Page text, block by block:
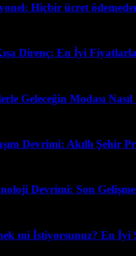
Hiçbir ücret
Direnç: En İyi
Geleceğin Modası
Devrimi: Akıllı Şehir
Devrimi: Son
mi İstiyorsunuz? En